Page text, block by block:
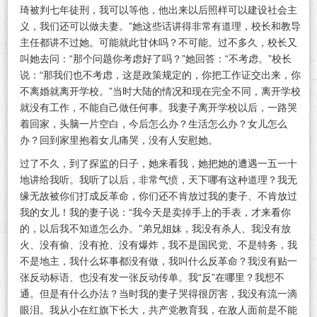
琦被判七年徒刑，我可以等他，他出来以后照样可以建设社会主
义，我们还可以做夫妻。”她这些话讲得非常有道理，校长和教导
主任都讲不过她。可能就此甘休吗？不可能。过不多久，校长又
叫她去问：“那个问题你考虑好了吗？”她回答：“不考虑。”校长
说：“那我们也不考虑，这是政策规定的，你把工作证交出来，你
不离婚就离开学校。”当时大陆的情况和现在完全不同，离开学校
就没有工作，不能自己做任何事。我妻子离开学校以后，一路哭
着回家，头脑一片空白，今后怎么办？生活怎么办？女儿怎么
办？回到家里抱着女儿痛哭，没有人安慰她。
过了不久，到了探监的日子，她来看我，她把她的遭遇一五一十
地讲给我听。我听了以后，非常气愤，天下哪有这种道理？我无
缘无故被你们打成反革命，你们还不肯放过我的妻子、不肯放过
我的女儿！我的妻子说：“我今天是卖掉手上的手表，才来看你
的，以后我不知道怎么办。”弟兄姐妹，我没有杀人、我没有放
火、没有偷、没有抢、没有爆炸，我不是国民党、不是特务，我
不是地主，我什么坏事都没有做，我叫什么反革命？我没有贴一
张反动标语、也没有发一张反动传单。我“反”在哪里？我想不
通。但是有什么办法？当时我的妻子哭得很厉害，我没有流一滴
眼泪。我从小在红旗下长大，共产党教育我，在敌人面前是不能